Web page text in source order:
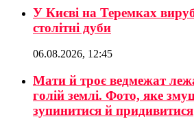
У Києві на Теремках
столітні дуби
06.08.2026, 12:45
Мати й троє ведмежат
голій землі. Фото, яке
зупинитися й придивитися